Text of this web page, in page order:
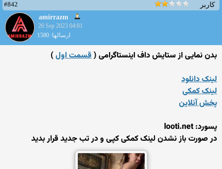
کاربر
#842
amirrazm
26 Sep 2023 04:01
ارسالها: 1580
بدن نمایی از ستایش داف اینستاگرامی (قسمت اول)
لینک دانلود
لینک کمکی
پخش آنلاین
پسورد: looti.net
در صورت باز نشدن لینک کمکی کپی و در تب جدید قرار بدید